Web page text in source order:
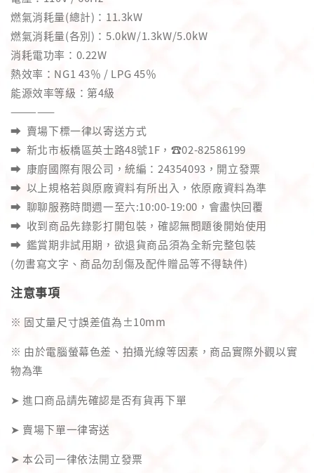
燃氣消耗量(總計)：11.3kW
燃氣消耗量(各別)：5.0kW/1.3kW/5.0kW
消耗電功率：0.22W
熱效率：NG1 43％ / LPG 45％
能源效率等級：第4級
—————
➡️ 賣場下標一律以寄送方式
➡️ 新北市板橋區英士路48號1F，☎️02-82586199
➡️ 康廚國際有限公司，統編：24354093，開立發票
➡️ 以上規格若與原廠資料有所出入，依原廠資料為準
➡️ 聊聊服務時間週一至六:10:00-19:00，會盡快回覆
➡️ 收到商品先錄影打開包裝，確認無問題後開始使用
➡️ 鑑賞期非試用期，欲退貨商品須為全新完整包裝
(勿書寫文字、商品勿刮傷及配件贈品等不得缺件)
注意事項
※ 固丈量尺寸誤差值為±10mm
※ 由於電腦螢幕色差、拍攝光線等因素，商品實際外觀以實
物為準
➤ 進口商品請先確認是否有貨再下單
➤ 賣場下單一律寄送
➤ 本公司一律依法開立發票